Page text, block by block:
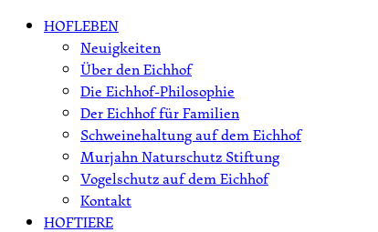
Skip HOFLEBEN
Neuigkeiten
Über den Eichhof
Die Eichhof-Philosophie
Der Eichhof für Familien
Schweinehaltung auf dem Eichhof
Murjahn Naturschutz Stiftung
Vogelschutz auf dem Eichhof
Kontakt
HOFTIERE